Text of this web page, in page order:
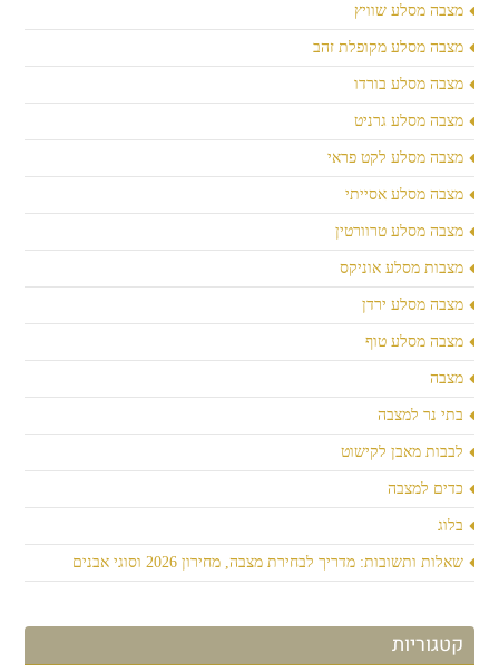
מצבה מסלע שוויץ
מצבה מסלע מקופלת זהב
מצבה מסלע בורדו
מצבה מסלע גרניט
מצבה מסלע לקט פראי
מצבה מסלע אסייתי
מצבה מסלע טרוורטין
מצבות מסלע אוניקס
מצבה מסלע ירדן
מצבה מסלע טוף
מצבה
בתי נר למצבה
לבבות מאבן לקישוט
כדים למצבה
בלוג
שאלות ותשובות: מדריך לבחירת מצבה, מחירון 2026 וסוגי אבנים
קטגוריות